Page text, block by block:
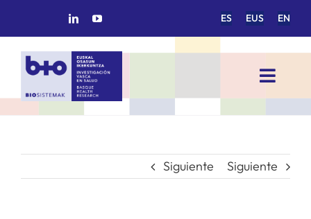
ES EUS EN
Toggle
INICIO
Siguiente Siguiente